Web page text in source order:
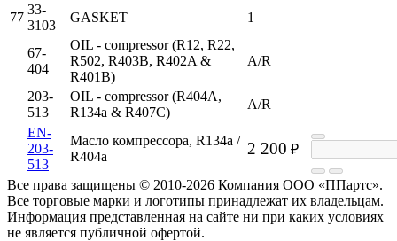
77
33-
3103
GASKET 1
67-
404
OIL - compressor (R12, R22,
R502, R403B, R402A &
R401B)
A/R
203-
513
OIL - compressor (R404A,
R134a & R407C)
A/R
EN-
203-
513
Масло компрессора, R134a /
R404a
2 200 ₽
Все права защищены © 2010-2026 Компания ООО «ППартс».
Все торговые марки и логотипы принадлежат их владельцам.
Информация представленная на сайте ни при каких условиях
не является публичной офертой.